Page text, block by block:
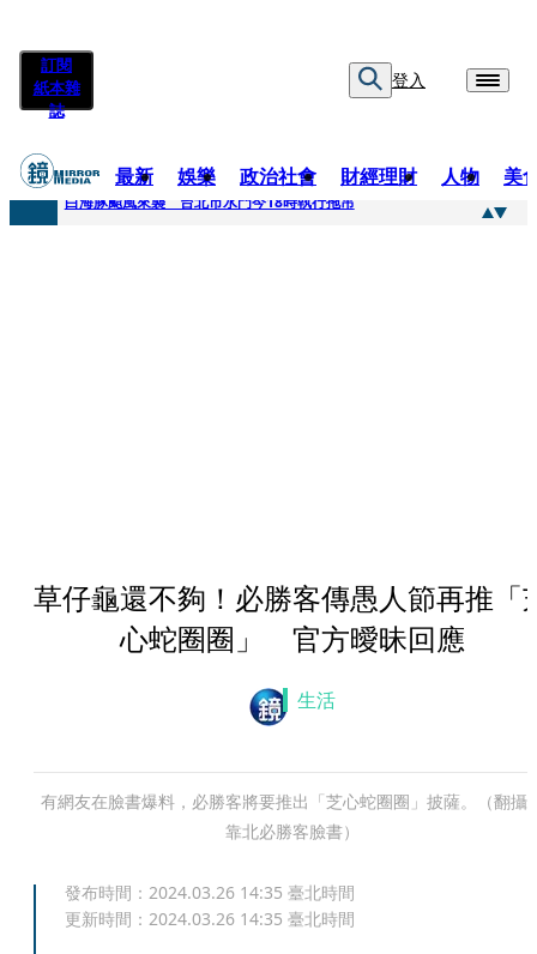
訂閱
紙本雜
誌
登入
最新 娛樂 政治社會 財經理財 人物 美
快訊
白海豚颱風來襲 台北市水門今18時執行拖吊
草仔龜還不夠！必勝客傳愚人節再推「
心蛇圈圈」 官方曖昧回應
生活
有網友在臉書爆料，必勝客將要推出「芝心蛇圈圈」披薩。（翻攝
靠北必勝客臉書）
發布時間： 2024.03.26 14:35 臺北時間
更新時間： 2024.03.26 14:35 臺北時間